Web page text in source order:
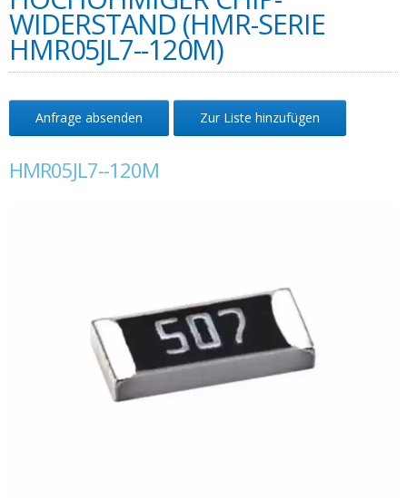
WIDERSTAND (HMR-SERIE
HMR05JL7--120M)
Anfrage absenden Zur Liste hinzufügen
HMR05JL7--120M